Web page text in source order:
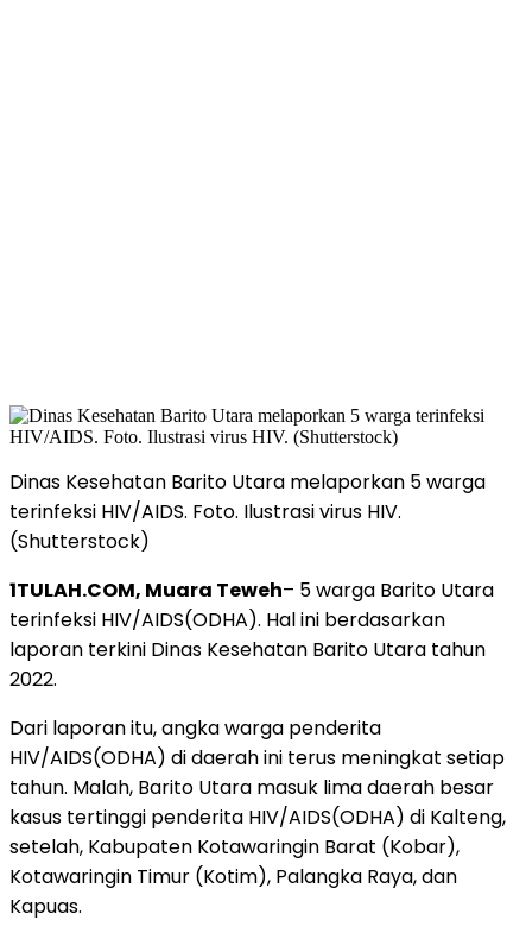
Dinas Kesehatan Barito Utara melaporkan 5 warga
terinfeksi HIV/AIDS. Foto. Ilustrasi virus HIV.
(Shutterstock)
1TULAH.COM, Muara Teweh– 5 warga Barito Utara
terinfeksi HIV/AIDS(ODHA). Hal ini berdasarkan
laporan terkini Dinas Kesehatan Barito Utara tahun
2022.
Dari laporan itu, angka warga penderita
HIV/AIDS(ODHA) di daerah ini terus meningkat setiap
tahun. Malah, Barito Utara masuk lima daerah besar
kasus tertinggi penderita HIV/AIDS(ODHA) di Kalteng,
setelah, Kabupaten Kotawaringin Barat (Kobar),
Kotawaringin Timur (Kotim), Palangka Raya, dan
Kapuas.